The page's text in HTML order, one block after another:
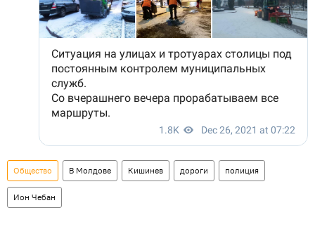
Общество В Молдове Кишинев дороги полиция
Ион Чебан